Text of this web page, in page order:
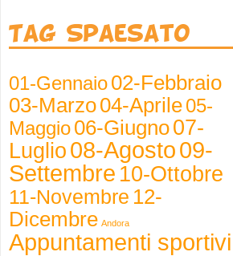
Tag Spaesato
01-Gennaio02-Febbraio
03-Marzo04-Aprile05-
Maggio06-Giugno07-
Luglio 08-Agosto09-
Settembre 10-Ottobre
11-Novembre 12-
Dicembre Andora
Appuntamenti sportivi